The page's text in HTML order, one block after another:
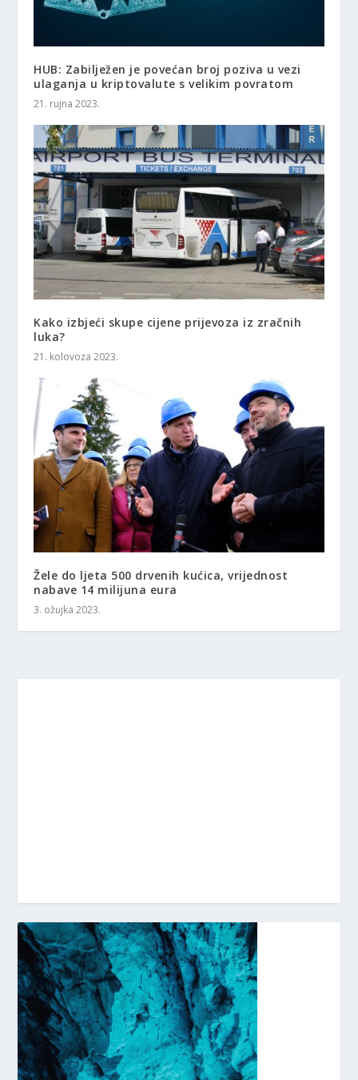
HUB: Zabilježen je povećan broj poziva u vezi
ulaganja u kriptovalute s velikim povratom
21. rujna 2023.
Kako izbjeći skupe cijene prijevoza iz zračnih
luka?
21. kolovoza 2023.
Žele do ljeta 500 drvenih kućica, vrijednost
nabave 14 milijuna eura
3. ožujka 2023.